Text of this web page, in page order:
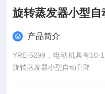
旋转蒸发器小型自
产品简介
YRE-5299，电动机具有10-
旋转蒸发器小型自动升降